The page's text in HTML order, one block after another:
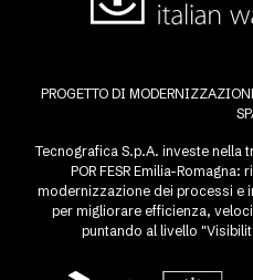
PROGETTO DI
Tecnografica S.p.A. investe nella
POR FESR Emilia-
modernizzazione dei processi e
per migliorare efficienza,
puntando al livello